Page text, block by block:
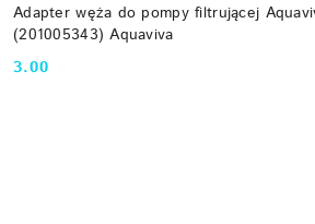
Adapter węża do pompy filtrującej
(201005343) Aquaviva
Cena:
3.00